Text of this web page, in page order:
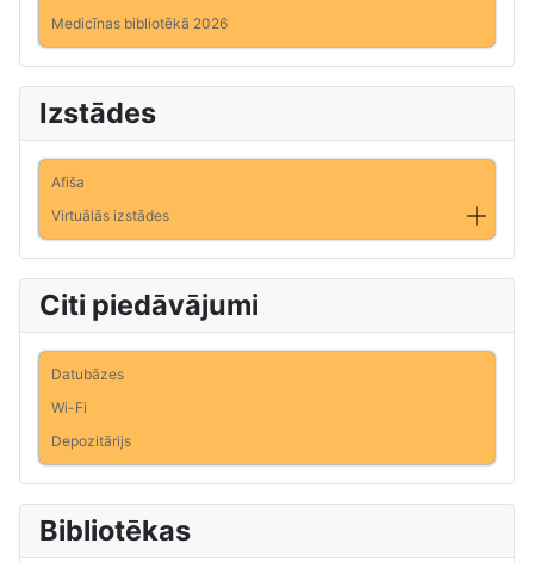
Medicīnas bibliotēkā 2026
Izstādes
Afiša
Virtuālās izstādes
Citi piedāvājumi
Datubāzes
Wi-Fi
Depozitārijs
Bibliotēkas